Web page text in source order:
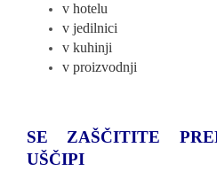
v hotelu
v jedilnici
v kuhinji
v proizvodnji
SE ZAŠČITITE
UŠČIPI